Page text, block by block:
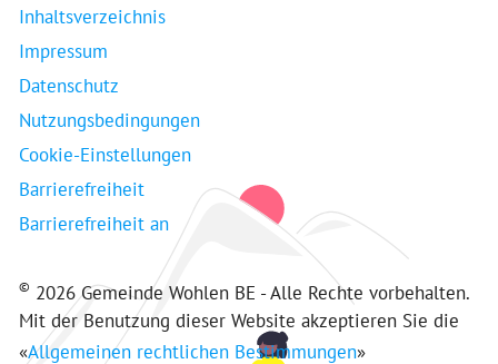
Inhaltsverzeichnis
Impressum
Datenschutz
Nutzungsbedingungen
Cookie-Einstellungen
Barrierefreiheit
Barrierefreiheit an
© 2026 Gemeinde Wohlen BE - Alle Rechte vorbehalten.
Mit der Benutzung dieser Website akzeptieren Sie die
«Allgemeinen rechtlichen Bestimmungen»